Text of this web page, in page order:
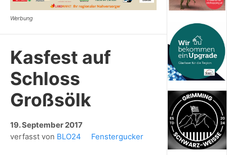
Kasfest auf
Schloss
Großsölk
19. September 2017
verfasst von BLO24 Fenstergucker